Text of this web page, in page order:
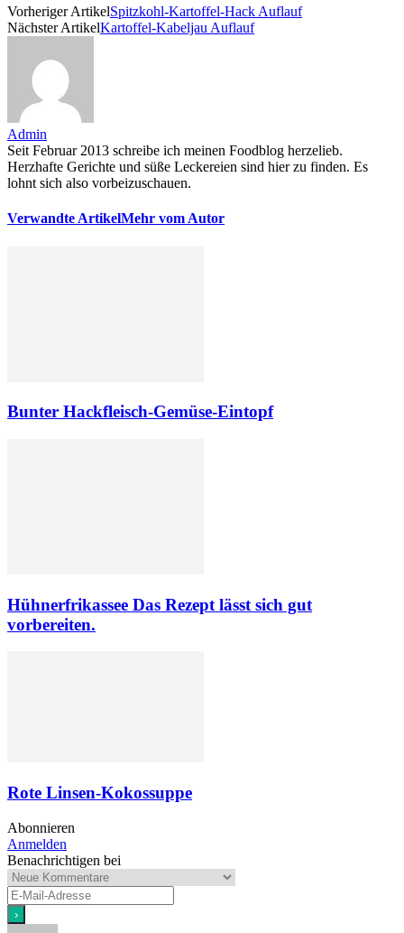
Vorheriger ArtikelSpitzkohl-Kartoffel-Hack Auflauf
Nächster ArtikelKartoffel-Kabeljau Auflauf
Admin
Seit Februar 2013 schreibe ich meinen Foodblog herzelieb.
Herzhafte Gerichte und süße Leckereien sind hier zu finden. Es
lohnt sich also vorbeizuschauen.
Verwandte ArtikelMehr vom Autor
Bunter Hackfleisch-Gemüse-Eintopf
Hühnerfrikassee Das Rezept lässt sich gut
vorbereiten.
Rote Linsen-Kokossuppe
Abonnieren
Anmelden
Benachrichtigen bei